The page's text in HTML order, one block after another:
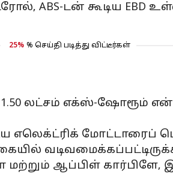
டன் கூடிய EBD
25% % செய்தி படித்து விட்டீர்கள்
லட்சம் எக்ஸ்-ஷோரூம்
எலெக்ட்ரிக் மோட்டாரைப்
ஆப்பிள் கார்பிளே,